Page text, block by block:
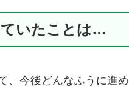
ていたことは…
、今後どんなふうに進め